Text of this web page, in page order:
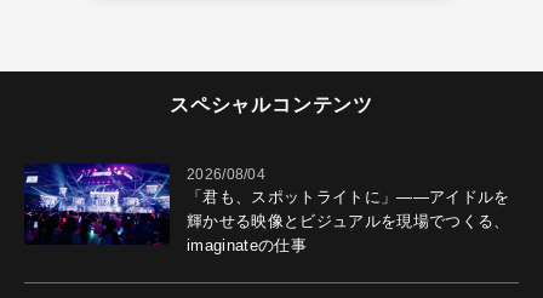
スペシャルコンテンツ
2026/08/04
「君も、スポットライトに」――アイドルを
輝かせる映像とビジュアルを現場でつくる、
imaginateの仕事